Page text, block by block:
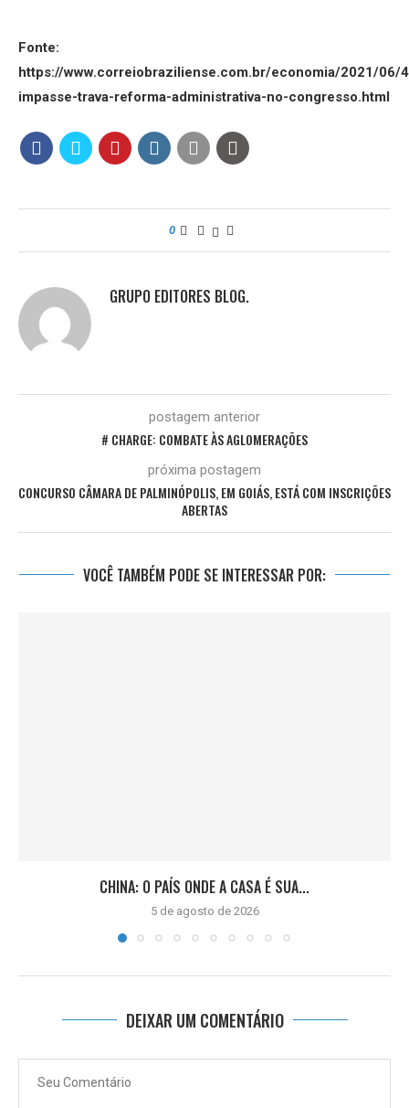
Fonte:
https://www.correiobraziliense.com.br/economia/2021/06/
impasse-trava-reforma-administrativa-no-congresso.html
0
GRUPO EDITORES BLOG.
postagem anterior
# CHARGE: COMBATE ÀS AGLOMERAÇÕES
próxima postagem
CONCURSO CÂMARA DE PALMINÓPOLIS, EM GOIÁS, ESTÁ COM INSCRIÇÕES
ABERTAS
VOCÊ TAMBÉM PODE SE INTERESSAR POR:
CHINA: O PAÍS ONDE A CASA É SUA...
5 de agosto de 2026
DEIXAR UM COMENTÁRIO